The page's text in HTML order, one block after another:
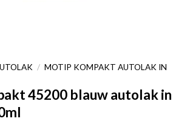
/ MOTIP KOMPAKT AUTOLAK IN
45200 blauw autolak in